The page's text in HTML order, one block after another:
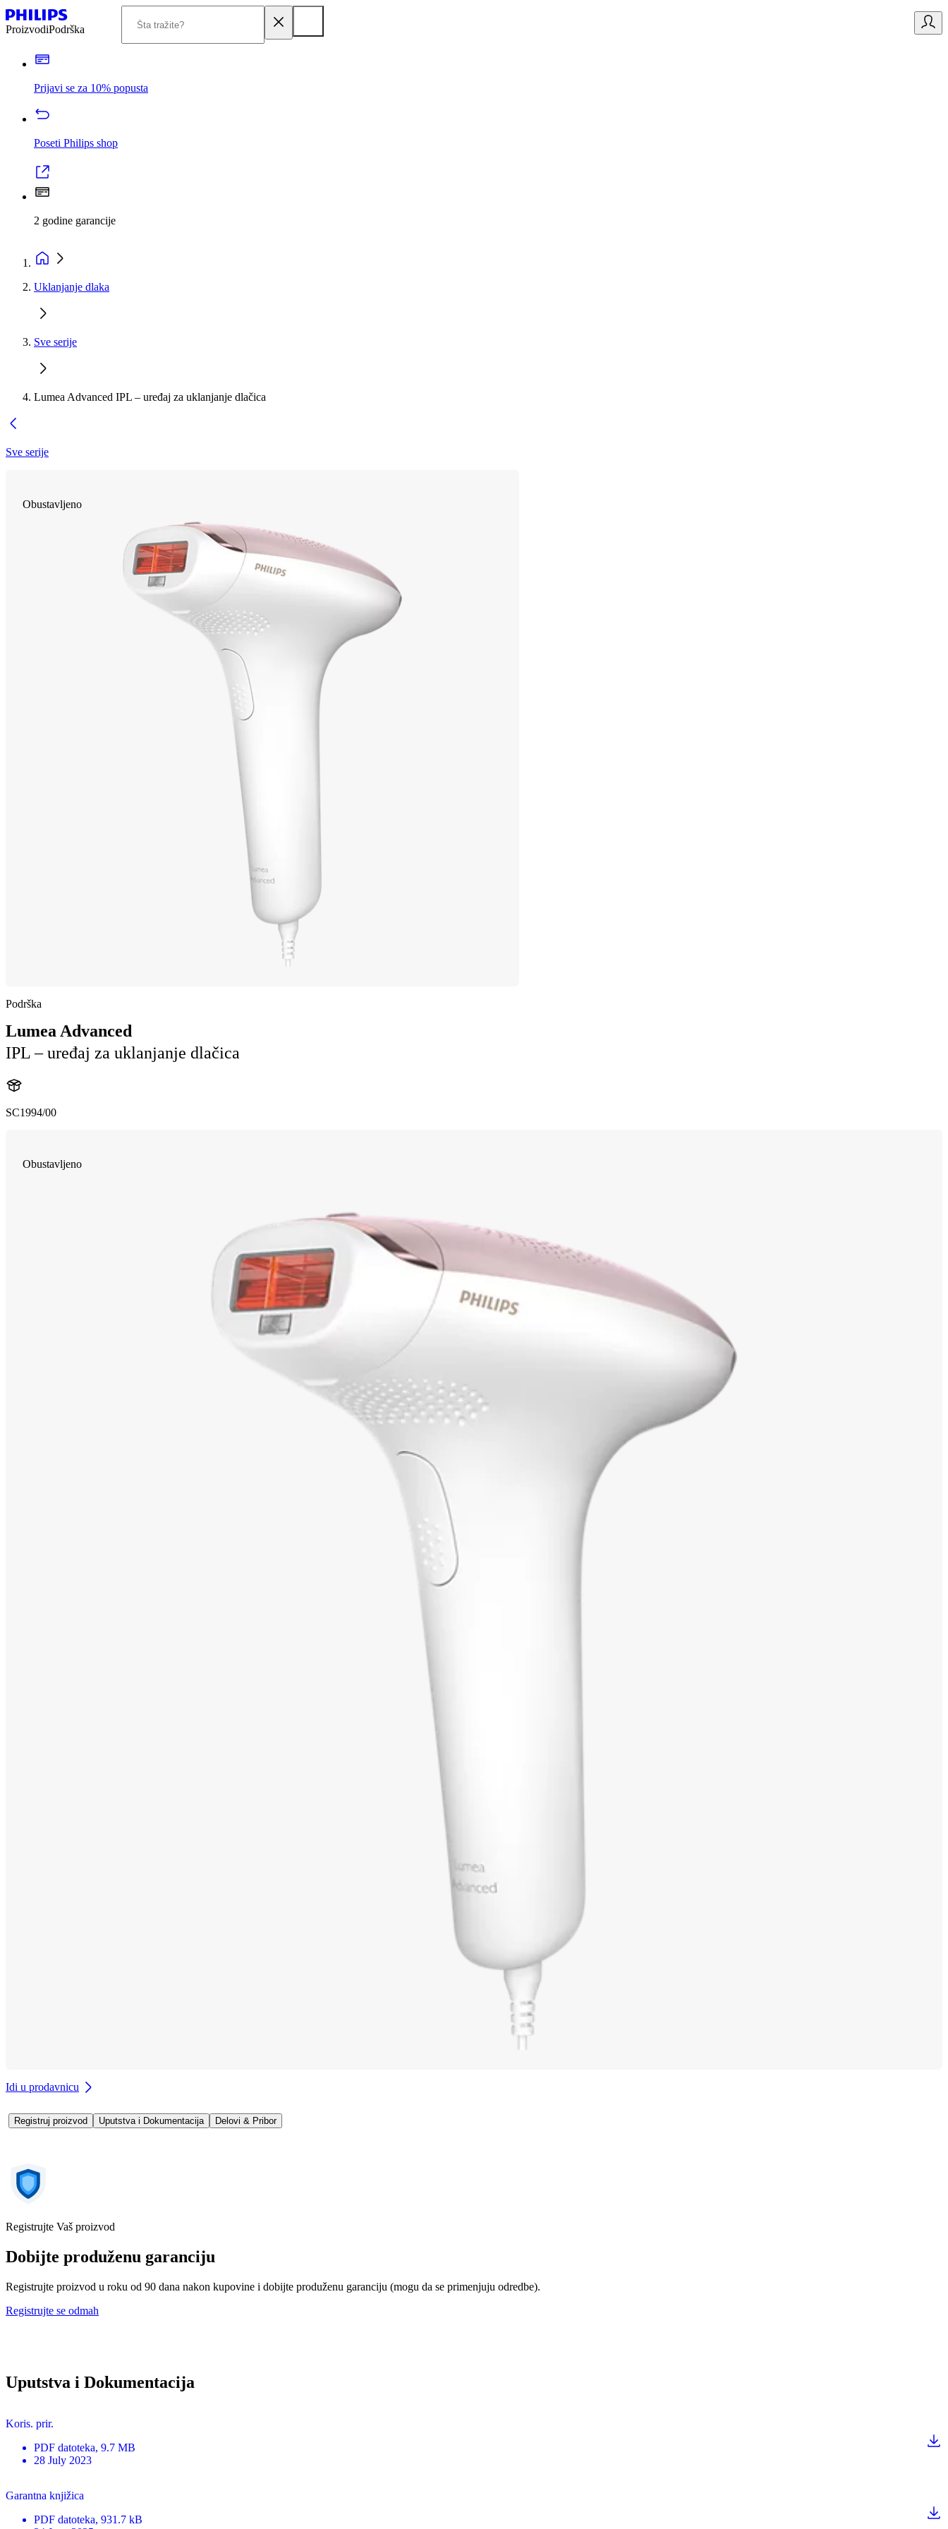
ProizvodiPodrška
Prijavi se za 10% popusta
Poseti Philips shop
2 godine garancije
Uklanjanje dlaka
Sve serije
Lumea Advanced IPL – uređaj za uklanjanje dlačica
Sve serije
Obustavljeno
Podrška
Lumea Advanced
IPL – uređaj za uklanjanje dlačica
SC1994/00
Obustavljeno
Idi u prodavnicu
Registruj proizvod Uputstva i Dokumentacija Delovi & Pribor
Registrujte Vaš proizvod
Dobijte produženu garanciju
Registrujte proizvod u roku od 90 dana nakon kupovine i dobijte produženu garanciju (mogu da se primenjuju odredbe).
Registrujte se odmah
Uputstva i Dokumentacija
Koris. prir.
PDF datoteka, 9.7 MB
28 July 2023
Garantna knjižica
PDF datoteka, 931.7 kB